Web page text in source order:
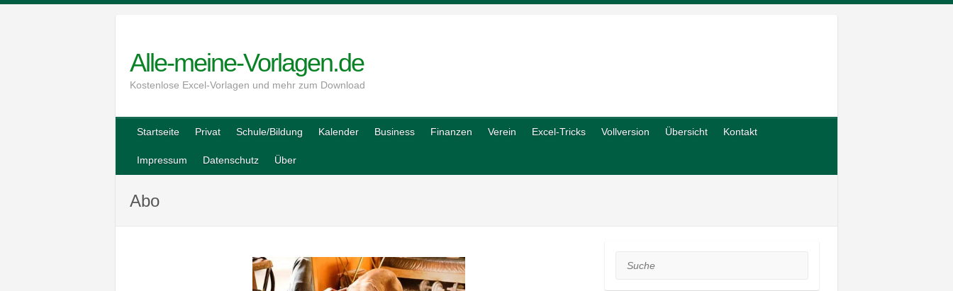
Alle-meine-Vorlagen.de
Kostenlose Excel-Vorlagen und mehr zum Download
Startseite Privat Schule/Bildung Kalender Business Finanzen Verein Excel-Tricks Vollversion Übersicht Kontakt
Impressum Datenschutz Über
Abo
Suche